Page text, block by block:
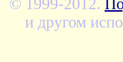
© 1999-2012.
и другом